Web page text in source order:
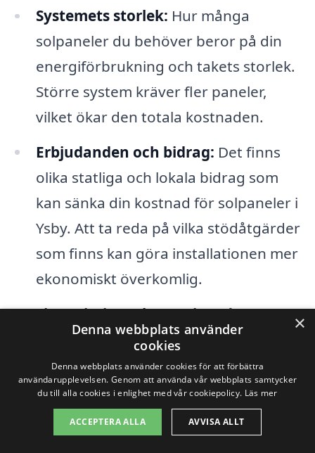
Systemets storlek: Hur många
solpaneler du behöver beror på din
energiförbrukning och takets storlek.
Större system kräver fler paneler,
vilket ökar den totala kostnaden.
Erbjudanden och bidrag: Det finns
olika statliga och lokala bidrag som
kan sänka din kostnad för solpaneler i
Ysby. Att ta reda på vilka stödåtgärder
som finns kan göra installationen mer
ekonomiskt överkomlig.
Finansieringsalternativ:Många
företag erbjuder olika
finansieringsalternativ som kan
påverka den månatliga kostnaden och
det totala priset på solpanelerna.
×
Denna webbplats använder
cookies
Denna webbplats använder cookies för att förbättra
användarupplevelsen. Genom att använda vår webbplats samtycker
du till alla cookies i enlighet med vår cookiepolicy. Läs mer
ACCEPTERA ALLA AVVISA ALLT